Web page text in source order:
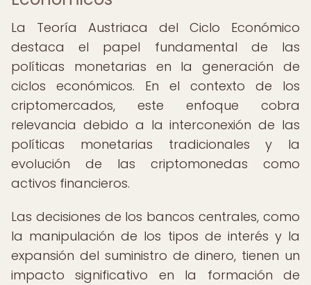
La Teoría Austriaca del Ciclo Económico
destaca el papel fundamental de las
políticas monetarias en la generación de
ciclos económicos. En el contexto de los
criptomercados, este enfoque cobra
relevancia debido a la interconexión de las
políticas monetarias tradicionales y la
evolución de las criptomonedas como
activos financieros.
Las decisiones de los bancos centrales, como
la manipulación de los tipos de interés y la
expansión del suministro de dinero, tienen un
impacto significativo en la formación de